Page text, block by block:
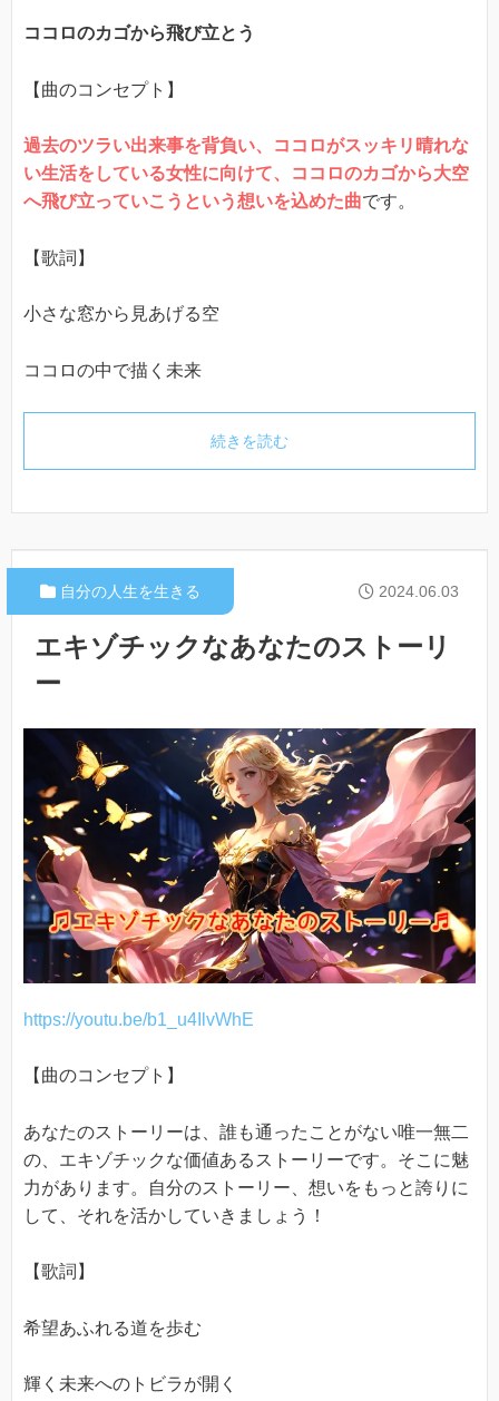
ココロのカゴから飛び立とう
【曲のコンセプト】
過去のツラい出来事を背負い、ココロがスッキリ晴れな
い生活をしている女性に向けて、ココロのカゴから大空
へ飛び立っていこうという想いを込めた曲です。
【歌詞】
小さな窓から見あげる空
ココロの中で描く未来
続きを読む
2024.06.03
自分の人生を生きる
エキゾチックなあなたのストーリ
ー
https://youtu.be/b1_u4IlvWhE
【曲のコンセプト】
あなたのストーリーは、誰も通ったことがない唯一無二
の、エキゾチックな価値あるストーリーです。そこに魅
力があります。自分のストーリー、想いをもっと誇りに
して、それを活かしていきましょう！
【歌詞】
希望あふれる道を歩む
輝く未来へのトビラが開く